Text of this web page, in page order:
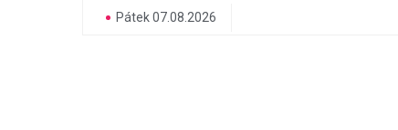
Pátek 07.08.2026